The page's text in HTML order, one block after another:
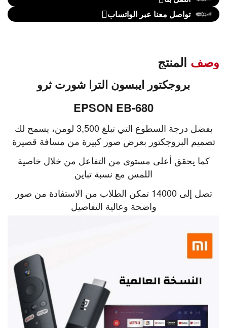
تواصل معنا عبر الواتساب
وصف المنتج
بروجكتور ايبسون الترا شورت ثرو
EPSON EB-680
بفضل درجة السطوع التي تبلغ 3,500 لومن، يسمح لك
تصميم البروجكتور بعرض صور كبيرة من مسافة قصيرة
كما يحقق أعلى مستوى من التفاعل من خلال خاصية
اللمس مع نسبة تباين
تصل إلى 14000 تمكن الطلاب من الاستفادة من صور
واضحة وعالية التفاصيل